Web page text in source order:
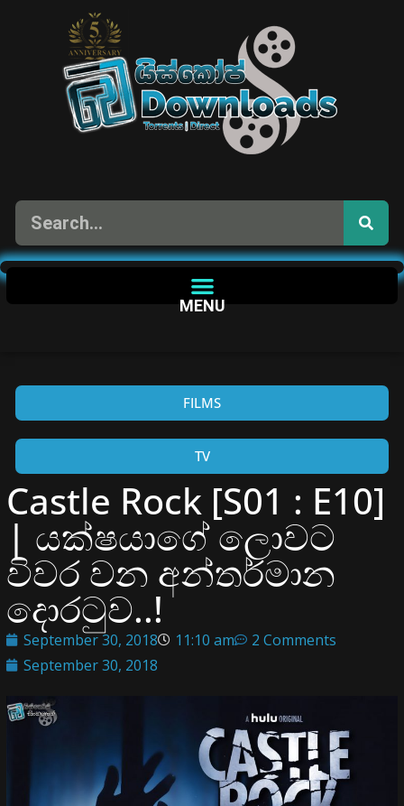
MENU
FILMS
TV
Castle Rock [S01 : E10]
| යක්ෂයාගේ ලොවට
විවර වන අන්තර්මාන
දොරටුව..!
September 30, 2018 11:10 am
2 Comments
September 30, 2018